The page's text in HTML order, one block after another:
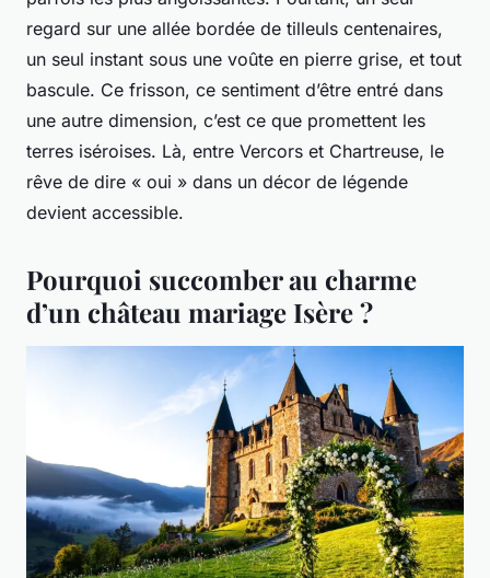
regard sur une allée bordée de tilleuls centenaires,
un seul instant sous une voûte en pierre grise, et tout
bascule. Ce frisson, ce sentiment d’être entré dans
une autre dimension, c’est ce que promettent les
terres iséroises. Là, entre Vercors et Chartreuse, le
rêve de dire « oui » dans un décor de légende
devient accessible.
Pourquoi succomber au charme
d’un château mariage Isère ?